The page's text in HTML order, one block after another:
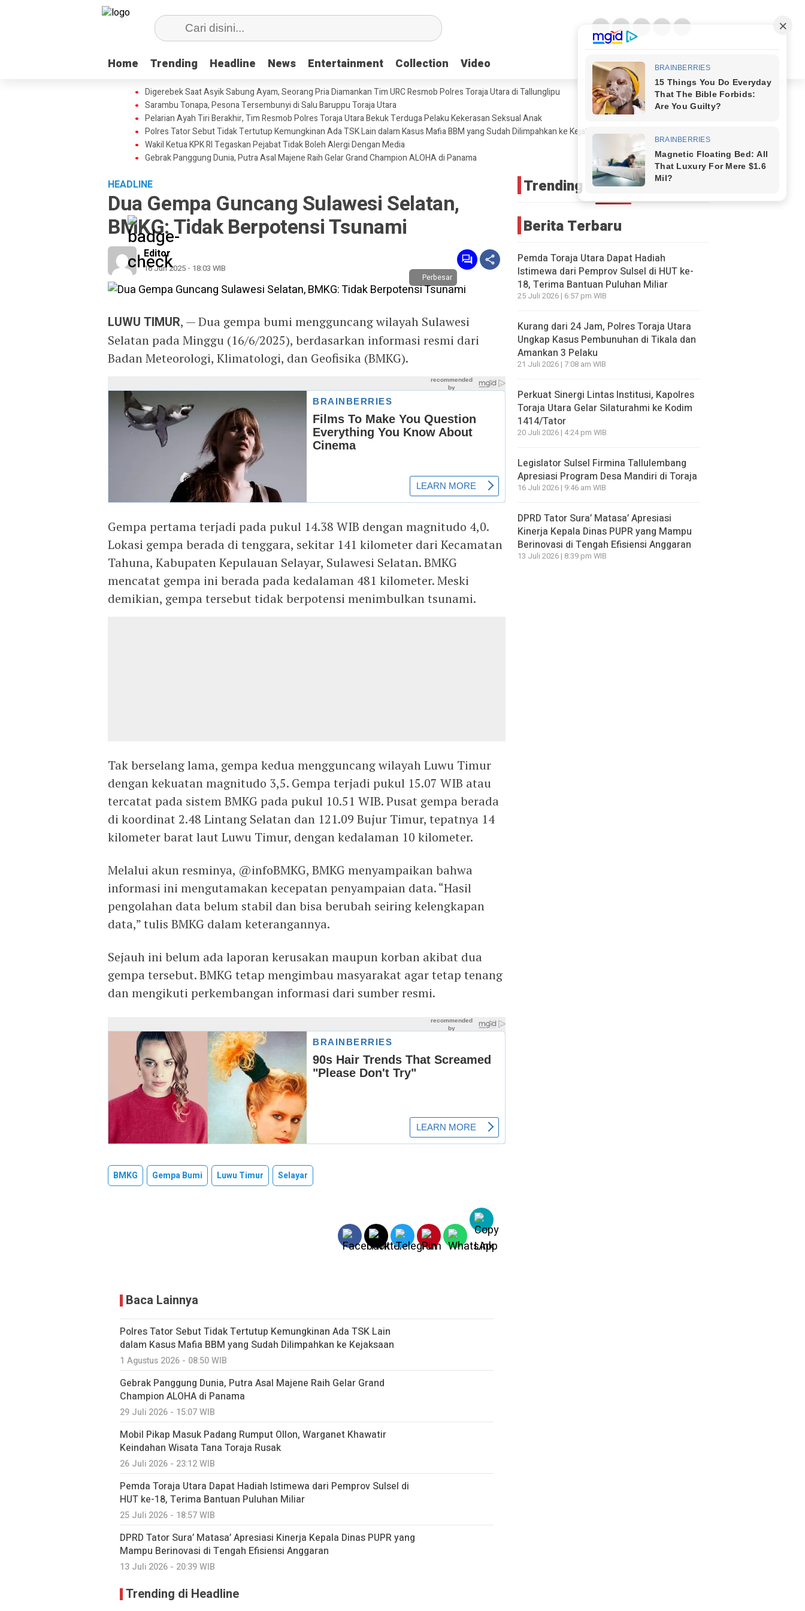
Home Trending Headline News Entertainment Collection Video
Home Trending Headline News Entertainment Collection Video
Digerebek Saat Asyik Sabung Ayam, Seorang Pria Diamankan Tim URC Resmob Polres Toraja Utara di Tallunglipu ​
Sarambu Tonapa, Pesona Tersembunyi di Salu Baruppu Toraja Utara
Pelarian Ayah Tiri Berakhir, Tim Resmob Polres Toraja Utara Bekuk Terduga Pelaku Kekerasan Seksual Anak
Polres Tator Sebut Tidak Tertutup Kemungkinan Ada TSK Lain dalam Kasus Mafia BBM yang Sudah Dilimpahkan ke Kejaksaan
Wakil Ketua KPK RI Tegaskan Pejabat Tidak Boleh Alergi Dengan Media
Gebrak Panggung Dunia, Putra Asal Majene Raih Gelar Grand Champion ALOHA di Panama
HEADLINE
Dua Gempa Guncang Sulawesi Selatan,
BMKG: Tidak Berpotensi Tsunami
Editor
16 Jun 2025 - 18:03 WIB
Perbesar
LUWU TIMUR, — Dua gempa bumi mengguncang wilayah Sulawesi
Selatan pada Minggu (16/6/2025), berdasarkan informasi resmi dari
Badan Meteorologi, Klimatologi, dan Geofisika (BMKG).
Gempa pertama terjadi pada pukul 14.38 WIB dengan magnitudo 4,0.
Lokasi gempa berada di tenggara, sekitar 141 kilometer dari Kecamatan
Tahuna, Kabupaten Kepulauan Selayar, Sulawesi Selatan. BMKG
mencatat gempa ini berada pada kedalaman 481 kilometer. Meski
demikian, gempa tersebut tidak berpotensi menimbulkan tsunami.
Tak berselang lama, gempa kedua mengguncang wilayah Luwu Timur
dengan kekuatan magnitudo 3,5. Gempa terjadi pukul 15.07 WIB atau
tercatat pada sistem BMKG pada pukul 10.51 WIB. Pusat gempa berada
di koordinat 2.48 Lintang Selatan dan 121.09 Bujur Timur, tepatnya 14
kilometer barat laut Luwu Timur, dengan kedalaman 10 kilometer.
Melalui akun resminya, @infoBMKG, BMKG menyampaikan bahwa
informasi ini mengutamakan kecepatan penyampaian data. “Hasil
pengolahan data belum stabil dan bisa berubah seiring kelengkapan
data,” tulis BMKG dalam keterangannya.
Sejauh ini belum ada laporan kerusakan maupun korban akibat dua
gempa tersebut. BMKG tetap mengimbau masyarakat agar tetap tenang
dan mengikuti perkembangan informasi dari sumber resmi.
BMKG Gempa Bumi Luwu Timur Selayar
Baca Lainnya
Polres Tator Sebut Tidak Tertutup Kemungkinan Ada TSK Lain
dalam Kasus Mafia BBM yang Sudah Dilimpahkan ke Kejaksaan
1 Agustus 2026 - 08:50 WIB
Gebrak Panggung Dunia, Putra Asal Majene Raih Gelar Grand
Champion ALOHA di Panama
29 Juli 2026 - 15:07 WIB
Mobil Pikap Masuk Padang Rumput Ollon, Warganet Khawatir
Keindahan Wisata Tana Toraja Rusak
26 Juli 2026 - 23:12 WIB
Pemda Toraja Utara Dapat Hadiah Istimewa dari Pemprov Sulsel di
HUT ke-18, Terima Bantuan Puluhan Miliar
25 Juli 2026 - 18:57 WIB
DPRD Tator Sura’ Matasa’ Apresiasi Kinerja Kepala Dinas PUPR yang
Mampu Berinovasi di Tengah Efisiensi Anggaran
13 Juli 2026 - 20:39 WIB
Trending di Headline
Trending
Berita Terbaru
Pemda Toraja Utara Dapat Hadiah
Istimewa dari Pemprov Sulsel di HUT ke-
18, Terima Bantuan Puluhan Miliar
25 Juli 2026 | 6:57 pm WIB
Kurang dari 24 Jam, Polres Toraja Utara
Ungkap Kasus Pembunuhan di Tikala dan
Amankan 3 Pelaku
21 Juli 2026 | 7:08 am WIB
Perkuat Sinergi Lintas Institusi, Kapolres
Toraja Utara Gelar Silaturahmi ke Kodim
1414/Tator
20 Juli 2026 | 4:24 pm WIB
Legislator Sulsel Firmina Tallulembang
Apresiasi Program Desa Mandiri di Toraja
16 Juli 2026 | 9:46 am WIB
DPRD Tator Sura’ Matasa’ Apresiasi
Kinerja Kepala Dinas PUPR yang Mampu
Berinovasi di Tengah Efisiensi Anggaran
13 Juli 2026 | 8:39 pm WIB